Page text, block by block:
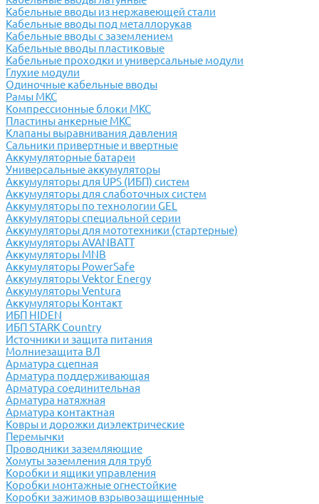
Кабельные вводы из нержавеющей стали
Кабельные вводы под металлорукав
Кабельные вводы с заземлением
Кабельные вводы пластиковые
Кабельные проходки и универсальные модули
Глухие модули
Одиночные кабельные вводы
Рамы МКС
Компрессионные блоки МКС
Пластины анкерные МКС
Клапаны выравнивания давления
Сальники привертные и ввертные
Аккумуляторные батареи
Универсальные аккумуляторы
Аккумуляторы для UPS (ИБП) систем
Аккумуляторы для слаботочных систем
Аккумуляторы по технологии GEL
Аккумуляторы специальной серии
Аккумуляторы для мототехники (стартерные)
Аккумуляторы AVANBATT
Аккумуляторы MNB
Аккумуляторы PowerSafe
Аккумуляторы Vektor Energy
Аккумуляторы Ventura
Аккумуляторы Контакт
ИБП HIDEN
ИБП STARK Country
Источники и защита питания
Молниезащита ВЛ
Арматура сцепная
Арматура поддерживающая
Арматура соединительная
Арматура натяжная
Арматура контактная
Ковры и дорожки диэлектрические
Перемычки
Проводники заземляющие
Хомуты заземления для труб
Коробки и ящики управления
Коробки монтажные огнестойкие
Коробки зажимов взрывозащищенные